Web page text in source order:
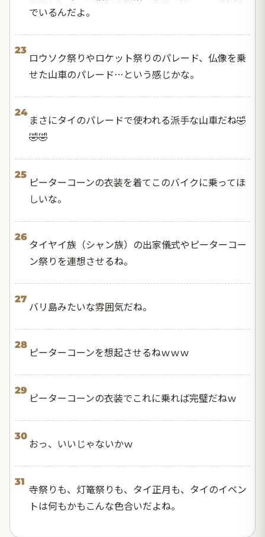
でいるんだよ。
23
ロウソク祭りやロケット祭りのパレード、仏像を乗
せた山車のパレード…という感じかな。
24
まさにタイのパレードで使われる派手な山車だね🤣
🤣🤣
25
ピーターコーンの衣装を着てこのバイクに乗ってほ
しいな。
26
タイヤイ族（シャン族）の出家儀式やピーターコー
ン祭りを連想させるね。
27
バリ島みたいな雰囲気だね。
28
ピーターコーンを想起させるねｗｗｗ
29
ピーターコーンの衣装でこれに乗れば完璧だねｗ
30
おっ、いいじゃないかｗ
31
寺祭りも、灯篭祭りも、タイ正月も、タイのイベン
トは何もかもこんな色合いだよね。